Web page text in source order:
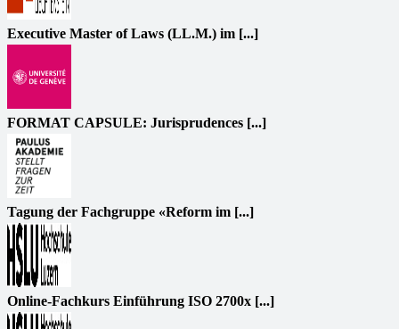
Executive Master of Laws (LL.M.) im [...]
FORMAT CAPSULE: Jurisprudences [...]
Tagung der Fachgruppe «Reform im [...]
Online-Fachkurs Einführung ISO 2700x [...]